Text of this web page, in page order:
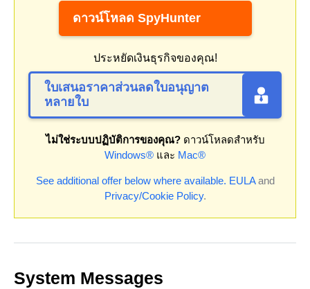
ดาวน์โหลด SpyHunter
ประหยัดเงินธุรกิจของคุณ!
ใบเสนอราคาส่วนลดใบอนุญาต
หลายใบ
ไม่ใช่ระบบปฏิบัติการของคุณ?ดาวน์โหลดสำหรับ
Windows® และ Mac®
See additional offer below where available. EULAand
Privacy/Cookie Policy.
System Messages